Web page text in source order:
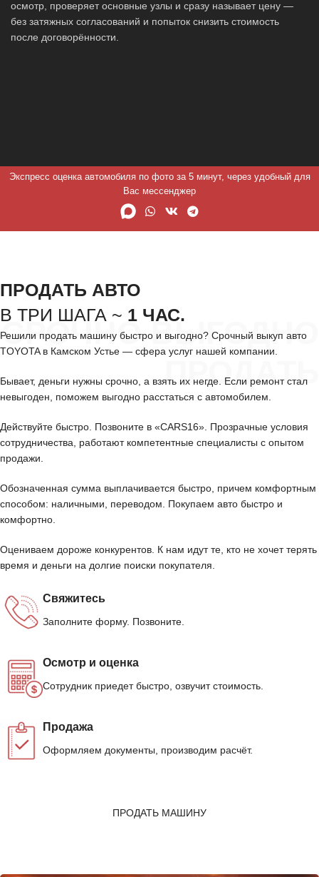
осмотр, проверяет основные узлы и сразу называет цену —
без затяжных согласований и попыток снизить стоимость
после договорённости.
Экспресс оценка автомобиля по фото за 5 минут, через удобный для
Вас мессенджер
СРОЧНО ВЫГОДНО
ПРОДАТЬ
ПРОДАТЬ АВТО
В ТРИ ШАГА ~ 1 ЧАС.
Решили продать машину быстро и выгодно? Срочный выкуп авто
TOYOTA в Камском Устье — сфера услуг нашей компании.
Бывает, деньги нужны срочно, а взять их негде. Если ремонт стал
невыгоден, поможем выгодно расстаться с автомобилем.
Действуйте быстро. Позвоните в «CARS16». Прозрачные условия
сотрудничества, работают компетентные специалисты с опытом
продажи.
Обозначенная сумма выплачивается быстро, причем комфортным
способом: наличными, переводом. Покупаем авто быстро и
комфортно.
Оцениваем дороже конкурентов. К нам идут те, кто не хочет терять
время и деньги на долгие поиски покупателя.
Свяжитесь
Заполните форму. Позвоните.
Осмотр и оценка
Сотрудник приедет быстро, озвучит стоимость.
Продажа
Оформляем документы, производим расчёт.
ПРОДАТЬ МАШИНУ